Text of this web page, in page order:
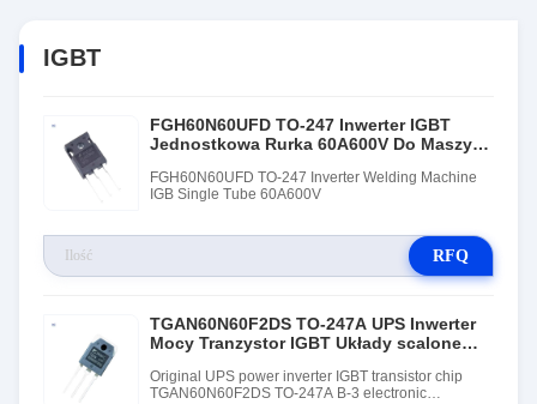
IGBT
FGH60N60UFD TO-247 Inwerter IGBT
Jednostkowa Rurka 60A600V Do Maszyny
FGH60N60UFD TO-247 Inverter Welding Machine
IGB Single Tube 60A600V
RFQ
TGAN60N60F2DS TO-247A UPS Inwerter
Mocy Tranzystor IGBT Układy scalone
Original UPS power inverter IGBT transistor chip
TGAN60N60F2DS TO-247A B-3 electronic